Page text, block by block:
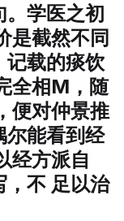
。学医之初
是截然不同
记载的痰饮
全相M，随
便对仲景推
尔能看到经
经方派自
，不 足以治